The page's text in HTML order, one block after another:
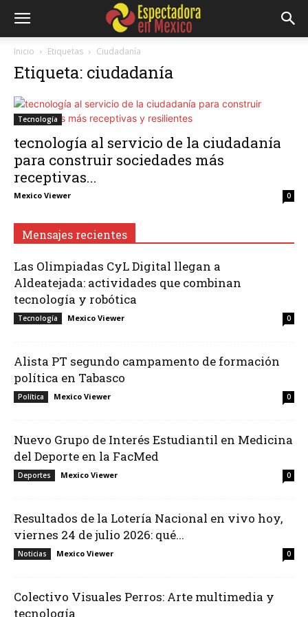
Inicio Etiquetas Ciudadanía
Etiqueta: ciudadanía
Tecnología
tecnología al servicio de la ciudadanía
para construir sociedades más
receptivas...
Mexico Viewer 0
Mensajes recientes
Las Olimpiadas CyL Digital llegan a
Aldeatejada: actividades que combinan
tecnología y robótica
Tecnología Mexico Viewer 0
Alista PT segundo campamento de formación
política en Tabasco
Política Mexico Viewer 0
Nuevo Grupo de Interés Estudiantil en Medicina
del Deporte en la FacMed
Deportes Mexico Viewer 0
Resultados de la Lotería Nacional en vivo hoy,
viernes 24 de julio 2026: qué...
Noticias Mexico Viewer 0
Colectivo Visuales Perros: Arte multimedia y
tecnología